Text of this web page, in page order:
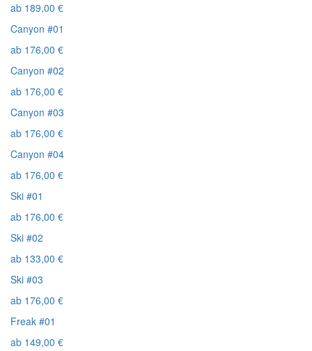
ab 189,00 €
Canyon #01
ab 176,00 €
Canyon #02
ab 176,00 €
Canyon #03
ab 176,00 €
Canyon #04
ab 176,00 €
Ski #01
ab 176,00 €
Ski #02
ab 133,00 €
Ski #03
ab 176,00 €
Freak #01
ab 149,00 €